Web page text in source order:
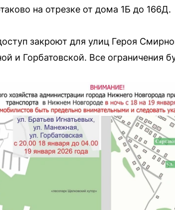
на отрезке от дома 1Б до 166Д.
закроют для улиц Героя
и Горбатовской. Все ограничения